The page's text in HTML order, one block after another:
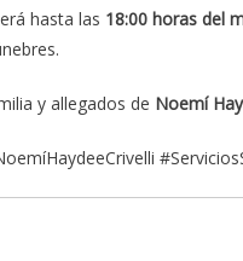
hasta las 18:00 horas del
y allegados de Noemí